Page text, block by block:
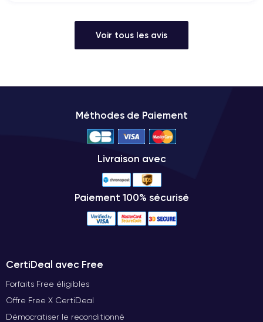
Voir tous les avis
Méthodes de Paiement
Livraison avec
Paiement 100% sécurisé
CertiDeal avec Free
Forfaits Free éligibles
Offre Free X CertiDeal
Démocratiser le reconditionné